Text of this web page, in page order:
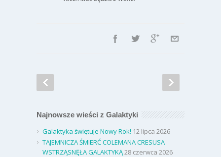
Najnowsze wieści z Galaktyki
Galaktyka świętuje Nowy Rok! 12 lipca 2026
TAJEMNICZA ŚMIERĆ COLEMANA CRESUSA
WSTRZĄSNĘŁA GALAKTYKĄ28 czerwca 2026